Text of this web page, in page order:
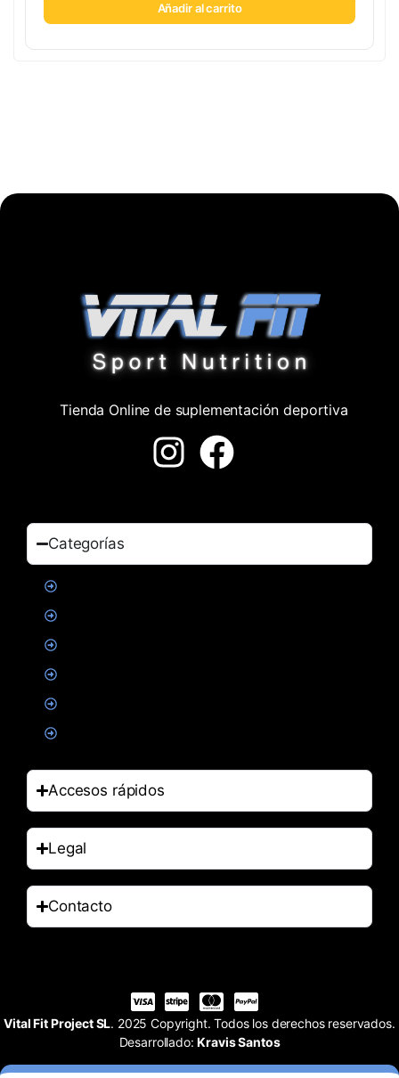
Añadir al carrito
Tienda Online de suplementación deportiva
Categorías
Accesos rápidos
Legal
Contacto
Vital Fit Project SL. 2025 Copyright. Todos los derechos reservados.
Desarrollado:Kravis Santos